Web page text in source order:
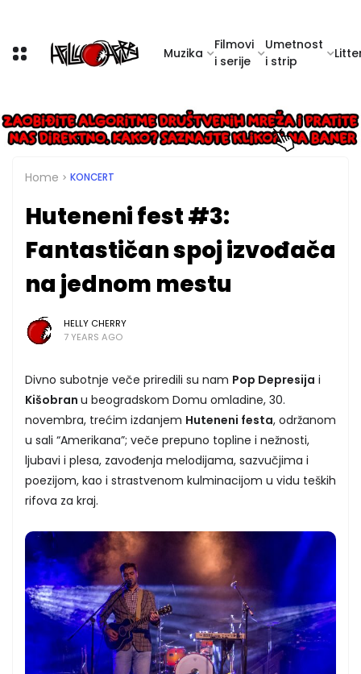
Muzika
Filmovi
i serije
Umetnost
i strip
Home KONCERT
Huteneni fest #3:
Fantastičan spoj izvođača
na jednom mestu
HELLY CHERRY
7 YEARS AGO
Divno subotnje veče priredili su nam Pop Depresija i
Kišobran u beogradskom Domu omladine, 30.
novembra, trećim izdanjem Huteneni festa, održanom
u sali “Amerikana”; veče prepuno topline i nežnosti,
ljubavi i plesa, zavođenja melodijama, sazvučjima i
poezijom, kao i strastvenom kulminacijom u vidu teških
rifova za kraj.